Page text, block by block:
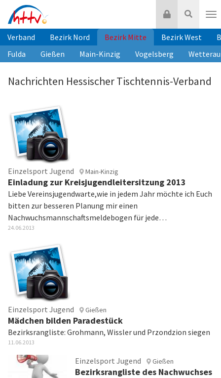
Inhalt
springen
Suche
Login
Verband Bezirk Nord Bezirk Mitte Bezirk West
Fulda
Gießen Main-Kinzig Vogelsberg Wetterau
Nachrichten Hessischer Tischtennis-Verband
Einzelsport Jugend Main-Kinzig
Einladung zur Kreisjugendleitersitzung 2013
Liebe Vereinsjugendwarte,wie in jedem Jahr möchte ich Euch
bitten zur besseren Planung mir einen
Nachwuchsmannschaftsmeldebogen für jede…
24.06.2013
Einzelsport Jugend Gießen
Mädchen bilden Paradestück
Bezirksrangliste: Grohmann, Wissler und Przondzion siegen
11.06.2013
Einzelsport Jugend Gießen
Bezirksrangliste des Nachwuchses